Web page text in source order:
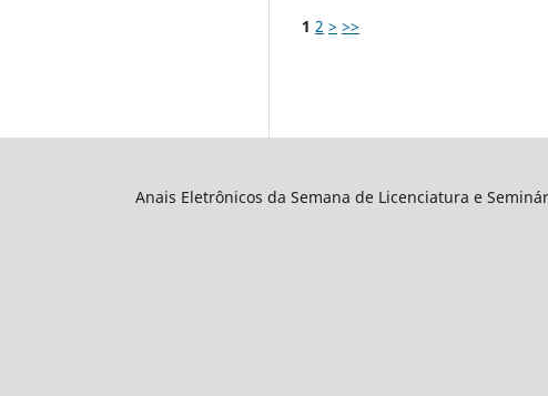
1 2 > >>
Anais Eletrônicos da Semana de Licenciatura e